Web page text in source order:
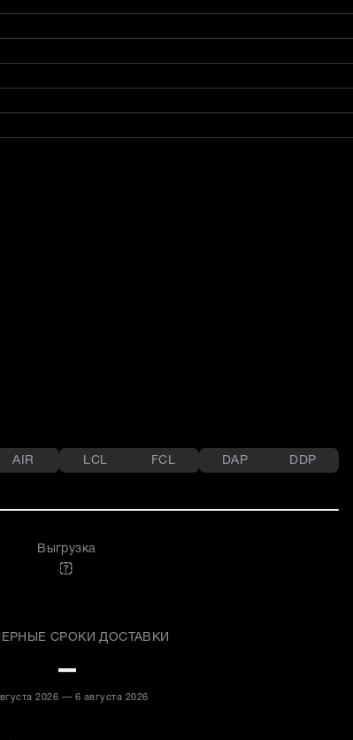
AIR LCL FCL DAP DDP
Выгрузка
СРОКИ ДОСТАВКИ
–
2026 — 6 августа 2026